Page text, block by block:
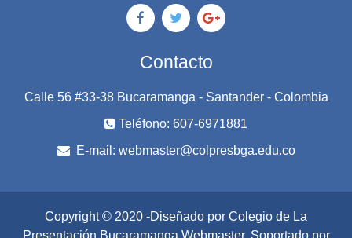
Contacto
Calle 56 #33-38 Bucaramanga - Santander - Colombia
Teléfono: 607-6971881
E-mail: webmaster@colpresbga.edu.co
Copyright © 2020 -Diseñado por Colegio de La
Presentación Bucaramanga Webmaster. Soportado por